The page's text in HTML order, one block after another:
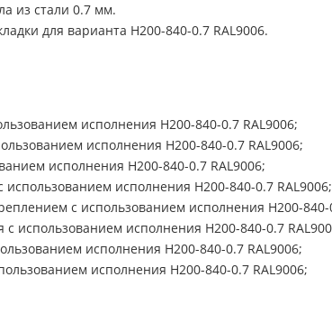
из стали 0.7 мм.
для варианта Н200-840-0.7 RAL9006.
исполнения Н200-840-0.7 RAL9006;
исполнения Н200-840-0.7 RAL9006;
исполнения Н200-840-0.7 RAL9006;
исполнения Н200-840-0.7 RAL9006;
с использованием исполнения Н200-840-
использованием исполнения Н200-840-0.7
исполнения Н200-840-0.7 RAL9006;
исполнения Н200-840-0.7 RAL9006;